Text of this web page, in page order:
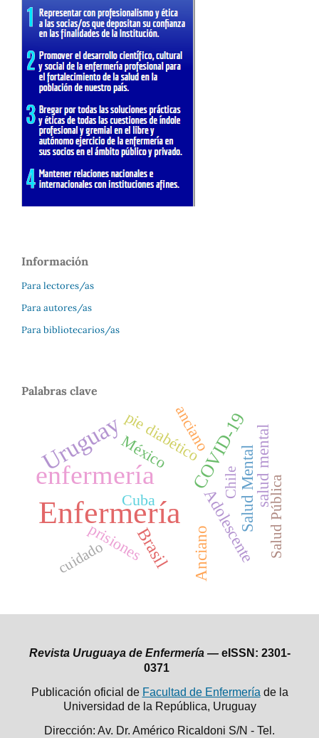
Información
Para lectores/as
Para autores/as
Para bibliotecarios/as
Palabras clave
Enfermería
enfermería
Uruguay COVID-19
Brasil Adolescente
Anciano
Salud Mentalsalud mental
pie diabético
prisiones
México
Cuba
anciano
Salud Pública
Chile
cuidado
Revista Uruguaya de Enfermería — eISSN: 2301-
0371
Publicación oficial de Facultad de Enfermería de la
Universidad de la República, Uruguay
Dirección: Av. Dr. Américo Ricaldoni S/N - Tel.